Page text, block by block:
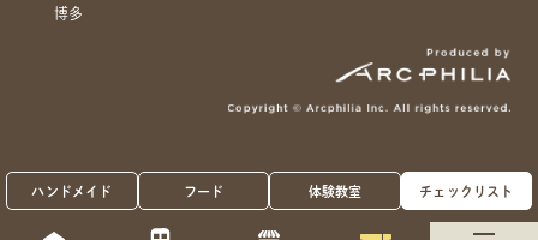
ハンドメイド フード 体験教室 チェックリスト
博多